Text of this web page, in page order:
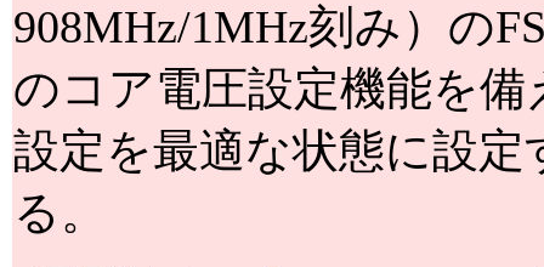
908MHz/1MHz刻み）の
のコア電圧設定機能を
設定を最適な状態に設定
る。